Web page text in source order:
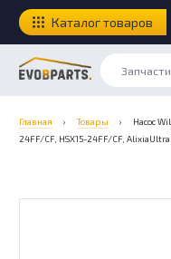
Каталог товаров
Главная › Товары ›
Насос
24FF/CF, HSX15-24FF/CF,